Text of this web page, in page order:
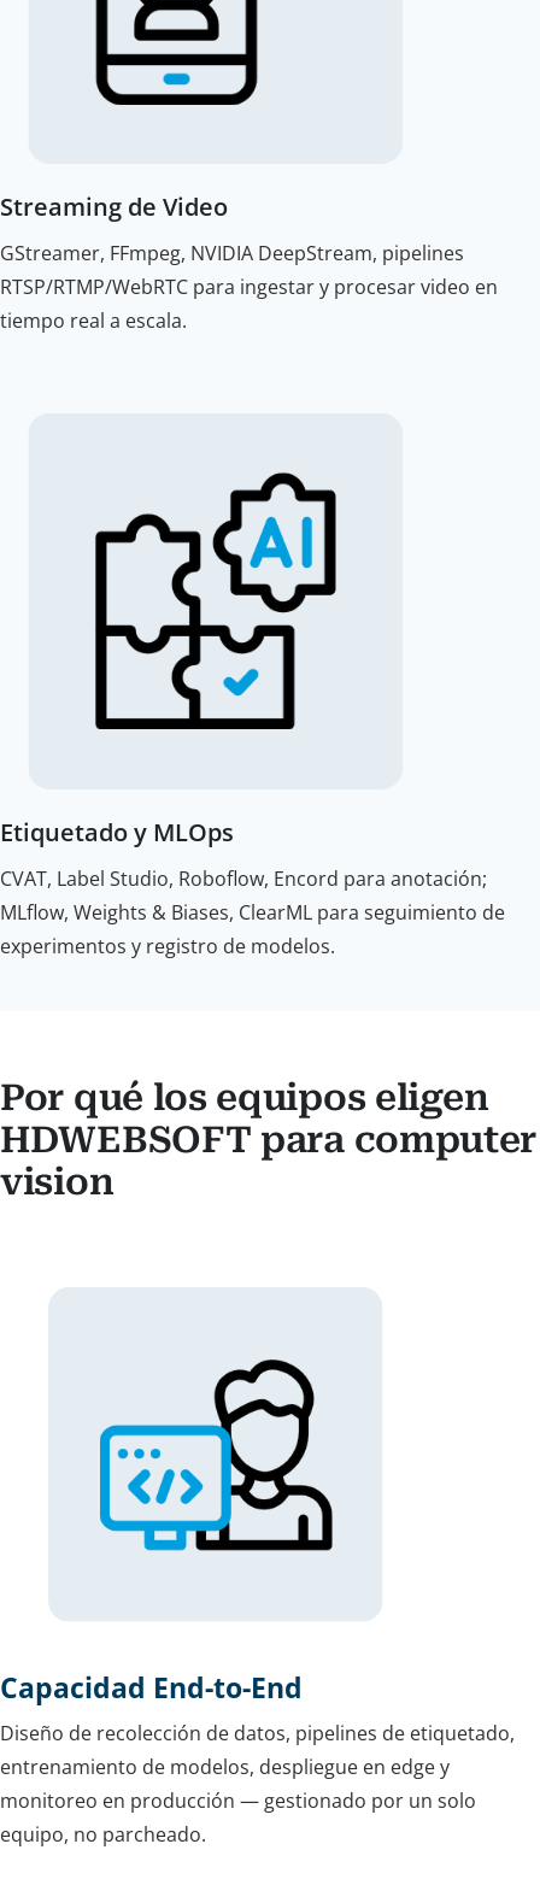
Streaming de Video
GStreamer, FFmpeg, NVIDIA DeepStream, pipelines
RTSP/RTMP/WebRTC para ingestar y procesar video en
tiempo real a escala.
Etiquetado y MLOps
CVAT, Label Studio, Roboflow, Encord para anotación;
MLflow, Weights & Biases, ClearML para seguimiento de
experimentos y registro de modelos.
Por qué los equipos eligen
HDWEBSOFT para computer
vision
Capacidad End-to-End
Diseño de recolección de datos, pipelines de etiquetado,
entrenamiento de modelos, despliegue en edge y
monitoreo en producción — gestionado por un solo
equipo, no parcheado.